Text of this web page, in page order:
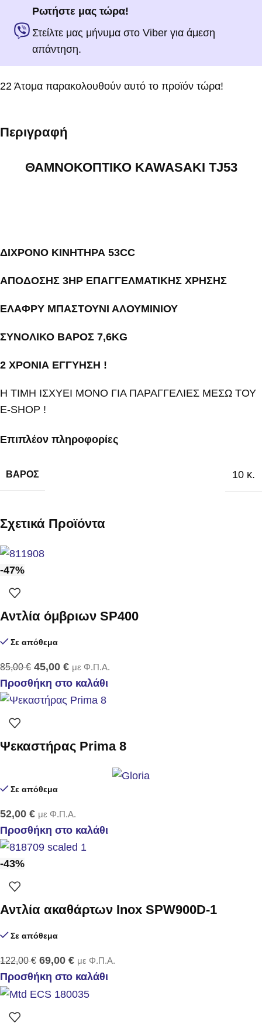
Ρωτήστε μας τώρα!
Στείλτε μας μήνυμα στο Viber για άμεση
απάντηση.
22 Άτομα παρακολουθούν αυτό το προϊόν τώρα!
Περιγραφή
ΘΑΜΝΟΚΟΠΤΙΚΟ KAWASAKI TJ53
ΔΙΧΡΟΝΟ ΚΙΝΗΤΗΡΑ 53CC
ΑΠΟΔΟΣΗΣ 3HP ΕΠΑΓΓΕΛΜΑΤΙΚΗΣ ΧΡΗΣΗΣ
ΕΛΑΦΡΥ ΜΠΑΣΤΟΥΝΙ ΑΛΟΥΜΙΝΙΟΥ
ΣΥΝΟΛΙΚΟ ΒΑΡΟΣ 7,6KG
2 ΧΡΟΝΙΑ ΕΓΓΥΗΣΗ !
Η ΤΙΜΗ ΙΣΧΥΕΙ ΜΟΝΟ ΓΙΑ ΠΑΡΑΓΓΕΛΙΕΣ ΜΕΣΩ ΤΟΥ
E-SHOP !
Επιπλέον πληροφορίες
ΒΆΡΟΣ 10 κ.
Σχετικά Προϊόντα
-47%
Αντλία όμβριων SP400
Σε απόθεμα
85,00€ 45,00 € με Φ.Π.Α.
Προσθήκη στο καλάθι
Ψεκαστήρας Prima 8
Σε απόθεμα
52,00 € με Φ.Π.Α.
Προσθήκη στο καλάθι
-43%
Αντλία ακαθάρτων Inox SPW900D-1
Σε απόθεμα
122,00€ 69,00 € με Φ.Π.Α.
Προσθήκη στο καλάθι